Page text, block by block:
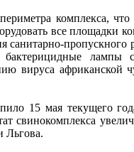
комплекса, что
все площадки
пропускного
лампы
вируса
15 мая текущего
свинокомплекса
Льгова.